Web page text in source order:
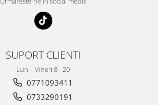
SUPORT CLIENTI
Luni - Vineri 8 - 20
0771093411
0733290191